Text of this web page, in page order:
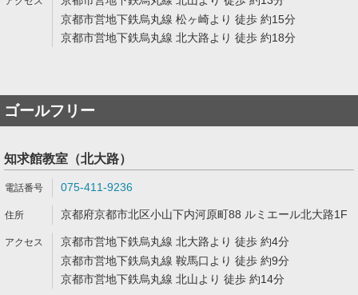
京都市営地下鉄烏丸線 松ヶ崎より 徒歩 約15分
京都市営地下鉄烏丸線 北大路より 徒歩 約18分
ゴールフリー
知求館教室（北大路）
075-411-9236
京都府京都市北区小山下内河原町88 ルミエール北大路1F
京都市営地下鉄烏丸線 北大路より 徒歩 約4分
京都市営地下鉄烏丸線 鞍馬口より 徒歩 約9分
京都市営地下鉄烏丸線 北山より 徒歩 約14分